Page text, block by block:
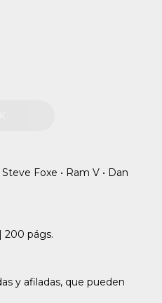
Foxe • Ram V • Dan
200 págs.
y afiladas, que pueden